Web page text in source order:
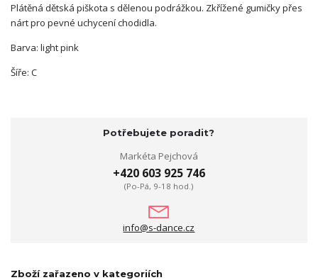
Plátěná dětská piškota s dělenou podrážkou. Zkřížené gumičky přes
nárt pro pevné uchycení chodidla.
Barva: light pink
Šíře: C
Potřebujete poradit?
Markéta Pejchová
+420 603 925 746
(Po-Pá, 9-18 hod.)
info@s-dance.cz
Zboží zařazeno v kategoriích